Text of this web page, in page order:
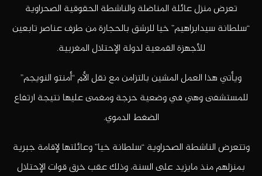
تعرض منزل عائلة المناضلة والناشطة الحقوقية الصحراوية
“سلطانة سيدابراهيم” خيا للرشق بالحجارة من طرف عناصر تابعين
للأجهزة القمعية لدولة الإحتلال المغربية.
ويأتي هذا العمل المشين بالتزامن مع نقل الأم “أمنتو النويجم”
للمستشفى وهي في وضعية حرجة ومغمى عليها نتيجة ارتفاع
الضغط الدموي.
وتتعرض الناشطة الصحراوية “سلطانة خيا” وعائلتها لإقامة جبرية
بمنزلهم منذ مايزيد على السنة، وذلك عقب خرق قوات الإحتلال